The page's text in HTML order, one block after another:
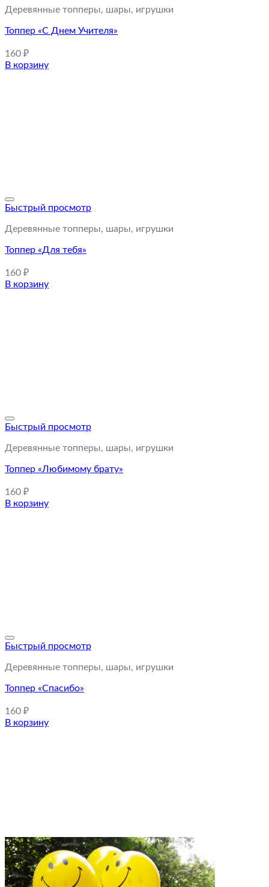
Деревянные топперы, шары, игрушки
Топпер «С Днем Учителя»
160 ₽
В корзину
Быстрый просмотр
Деревянные топперы, шары, игрушки
Топпер «Для тебя»
160 ₽
В корзину
Быстрый просмотр
Деревянные топперы, шары, игрушки
Топпер «Любимому брату»
160 ₽
В корзину
Быстрый просмотр
Деревянные топперы, шары, игрушки
Топпер «Спасибо»
160 ₽
В корзину